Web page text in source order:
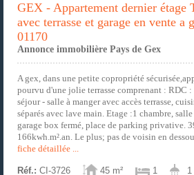
GEX - Appartement dernier étage
avec terrasse et garage en vente a
01170
Annonce immobilière Pays de Gex
A gex, dans une petite copropriété
pourvu d'une jolie terrasse comprenant : RDC :
séjour - salle à manger avec accès terrasse,
séparés avec lave main. Etage :1 chambre,
garage box fermé, place de parking privative.
166kwh.m².an. Le plus; pas de voisin en
fiche détaillée ...
Réf.: CI-3726 45 m² 1
1